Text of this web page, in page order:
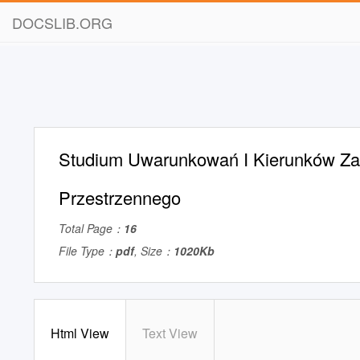
DOCSLIB.ORG
Studium Uwarunkowań I Kierunków
Przestrzennego
Total Page： 16
File Type： pdf, Size： 1020Kb
Html View Text View